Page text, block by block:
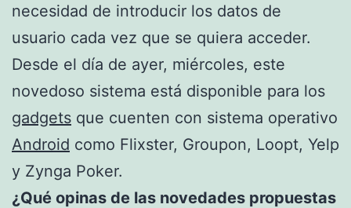
necesidad de introducir los datos de
usuario cada vez que se quiera acceder.
Desde el día de ayer, miércoles, este
novedoso sistema está disponible para los
gadgets que cuenten con sistema operativo
Android como Flixster, Groupon, Loopt, Yelp
y Zynga Poker.
¿Qué opinas de las novedades propuestas